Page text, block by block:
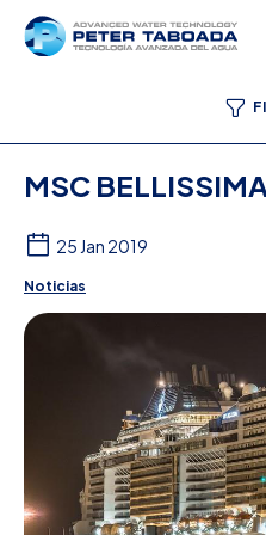
MSC
25 Jan 2019
Noticias